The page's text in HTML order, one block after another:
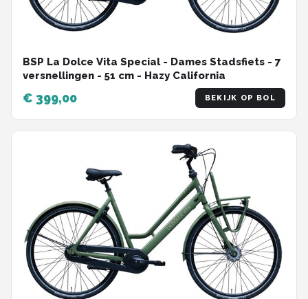
BSP La Dolce Vita Special - Dames Stadsfiets - 7
versnellingen - 51 cm - Hazy California
€ 399,00 BEKIJK OP BOL